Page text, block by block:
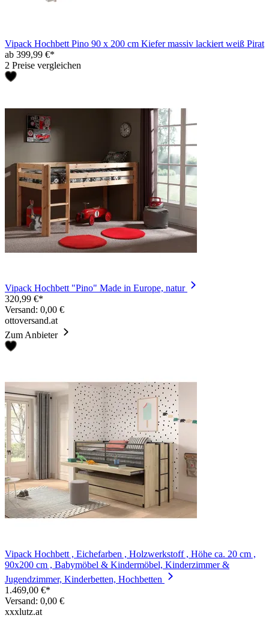
Vipack Hochbett Pino 90 x 200 cm Kiefer massiv lackiert weiß Pirat
ab 399,99 €*
2 Preise vergleichen
Vipack Hochbett "Pino" Made in Europe, natur
320,99 €*
Versand: 0,00 €
ottoversand.at
Zum Anbieter
Vipack Hochbett , Eichefarben , Holzwerkstoff , Höhe ca. 20 cm ,
90x200 cm , Babymöbel & Kindermöbel, Kinderzimmer &
Jugendzimmer, Kinderbetten, Hochbetten
1.469,00 €*
Versand: 0,00 €
xxxlutz.at